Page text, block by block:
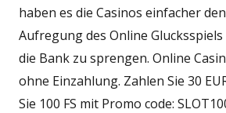
haben es die Casinos einfacher
Aufregung des Online
die Bank zu sprengen. Online
ohne Einzahlung. Zahlen Sie 30
Sie 100 FS mit Promo code: